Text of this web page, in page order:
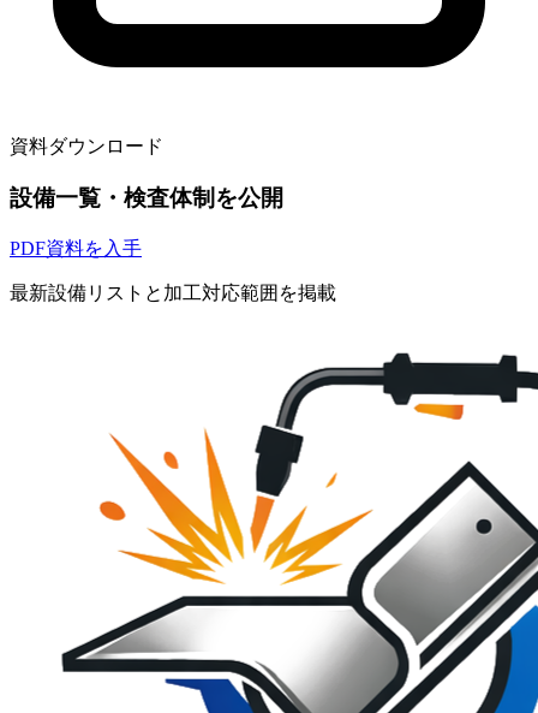
資料ダウンロード
設備一覧・検査体制を公開
PDF資料を入手
最新設備リストと加工対応範囲を掲載